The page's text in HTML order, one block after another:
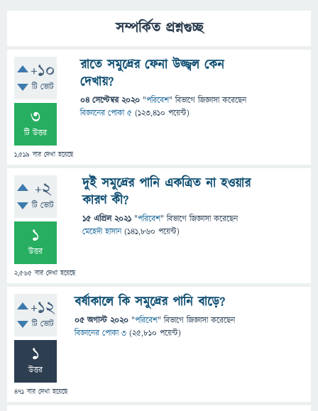
সম্পর্কিত প্রশ্নগুচ্ছ
+10
টি ভোট
3
টি উত্তর
1,519 বার দেখা হয়েছে
রাতে সমুদ্রের ফেনা উজ্জ্বল কেন
দেখায়?
04 সেপ্টেম্বর 2020 "পরিবেশ" বিভাগে জিজ্ঞাসাকরেছেন
বিজ্ঞানের পোকা ৫ (123,410 পয়েন্ট)
+2
টি ভোট
1
উত্তর
2,565 বার দেখা হয়েছে
দুই সমুদ্রের পানি একত্রিত না হওয়ার
কারণ কী?
15 এপ্রিল 2021 "পরিবেশ" বিভাগে জিজ্ঞাসাকরেছেন
মেহেদী হাসান (141,860 পয়েন্ট)
+12
টি ভোট
1
উত্তর
471 বার দেখা হয়েছে
বর্ষাকালে কি সমুদ্রের পানি বাড়ে?
05 অগাস্ট 2020 "পরিবেশ" বিভাগে জিজ্ঞাসাকরেছেন
বিজ্ঞানের পোকা ৩ (25,810 পয়েন্ট)